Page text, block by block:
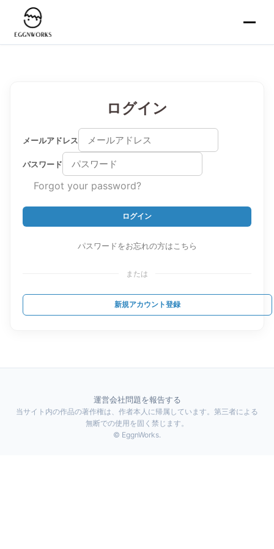
ログイン
メールアドレス
パスワード
Forgot your password?
ログイン
パスワードをお忘れの方はこちら
または
新規アカウント登録
運営会社問題を報告する
当サイト内の作品の著作権は、作者本人に帰属しています。第三者による
無断での使用を固く禁じます。
© EggnWorks.